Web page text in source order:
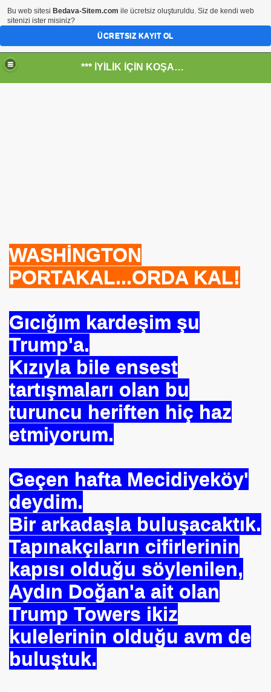
*** İYİLİK İÇİN KOŞANLARIN YERİ***
WASHİNGTON
PORTAKAL...ORDA KAL!
Gıcığım kardeşim şu
Trump'a.
Kızıyla bile ensest
tartışmaları olan bu
turuncu heriften hiç haz
etmiyorum.
Geçen hafta Mecidiyeköy'
deydim.
Bir arkadaşla buluşacaktık.
Tapınakçıların cifirlerinin
kapısı olduğu söylenilen,
Aydın Doğan'a ait olan
Trump Towers ikiz
kulelerinin olduğu avm de
buluştuk.
- HİDROJEN ENERJİ MRK *NASIL ENGELLENDİ* !!!
Halal Food
AS-DER.
Bu web sitesi Bedava-Sitem.com ile ücretsiz oluşturuldu. Siz de kendi web
sitenizi ister misiniz?
ÜCRETSIZ KAYIT OL